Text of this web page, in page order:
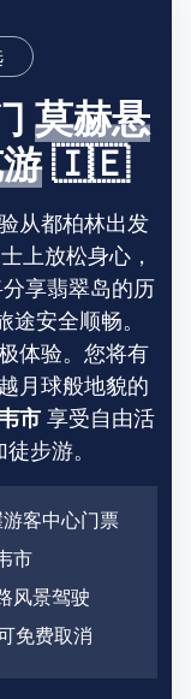
莫赫悬
🇮🇪
从都柏林出发
上放松身心，
享翡翠岛的历
途安全顺畅。
体验。您将有
月球般地貌的
市 享受自由活
步游。
客中心门票
市
风景驾驶
免费取消